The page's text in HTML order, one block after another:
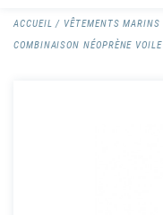
ACCUEIL VÊTEMENTS MARINS
COMBINAISON NÉOPRÈNE VOILE